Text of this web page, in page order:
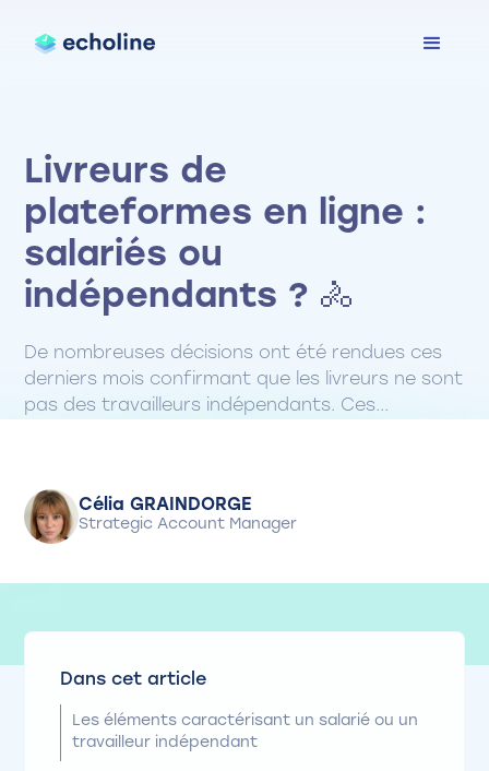
Livreurs de
plateformes en ligne :
salariés ou
indépendants ? 🚴
De nombreuses décisions ont été rendues ces
derniers mois confirmant que les livreurs ne sont
pas des travailleurs indépendants. Ces...
Célia GRAINDORGE
Strategic Account Manager
Dans cet article
Les éléments caractérisant un salarié ou un
travailleur indépendant